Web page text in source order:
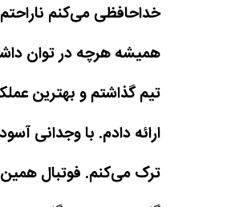
خداحافظی می‌کنم
همیشه هرچه در توان
تیم گذاشتم و بهترین
ارائه دادم. با وجدانی
ترک می‌کنم. فوتبال